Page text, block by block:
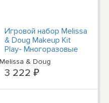
Игровой набор Melissa
& Doug Makeup Kit
Play- Многоразовые
салфетки для
макияжа без
беспорядка Play
Melissa & Doug
3 222 ₽